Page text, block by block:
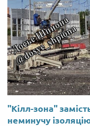
"Кілл-зона"
неминучу